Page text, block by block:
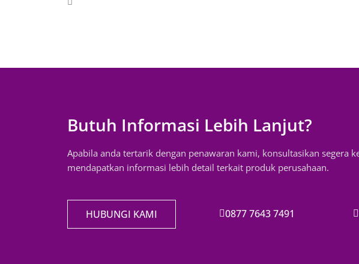
Butuh Informasi Lebih Lanjut?
Apabila anda tertarik dengan penawaran kami, konsultasikan segera
mendapatkan informasi lebih detail terkait produk perusahaan.
HUBUNGI KAMI 0877 7643 7491